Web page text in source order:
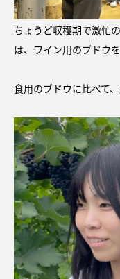
ちょうど収穫期で激忙
は、ワイン用のブドウを
食用のブドウに比べて